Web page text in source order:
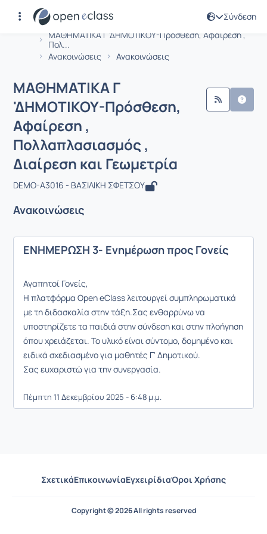
Σύνδεση
Αρχική Σελίδα
ΜΑΘΗΜΑΤΙΚΑ Γ 'ΔΗΜΟΤΙΚΟΥ-Πρόσθεση, Αφαίρεση ,
Πολ...
Ανακοινώσεις
Ανακοινώσεις
Μάθημα : ΜΑΘΗΜΑΤΙΚΑ Γ
ΜΑΘΗΜΑΤΙΚΑ Γ
'ΔΗΜΟΤΙΚΟΥ-Πρόσθεση,
Αφαίρεση ,
Πολλαπλασιασμός ,
Διαίρεση και Γεωμετρία
DEMO-A3016 - ΒΑΣΙΛΙΚΗ ΣΦΕΤΣΟΥ
Ανακοινώσεις
ΕΝΗΜΕΡΩΣΗ 3- Ενημέρωση προς Γονείς
Αγαπητοί Γονείς,
Η πλατφόρμα Open eClass λειτουργεί συμπληρωματικά
με τη διδασκαλία στην τάξη.Σας ενθαρρύνω να
υποστηρίζετε τα παιδιά στην σύνδεση και στην πλοήγηση
όπου χρειάζεται. Το υλικό είναι σύντομο, δομημένο και
ειδικά σχεδιασμένο για μαθητές Γ' Δημοτικού.
Σας ευχαριστώ για την συνεργασία.
Πέμπτη 11 Δεκεμβρίου 2025 - 6:48 μ.μ.
ΣχετικάΕπικοινωνίαΕγχειρίδιαΌροι Χρήσης
Copyright © 2026 All rights reserved